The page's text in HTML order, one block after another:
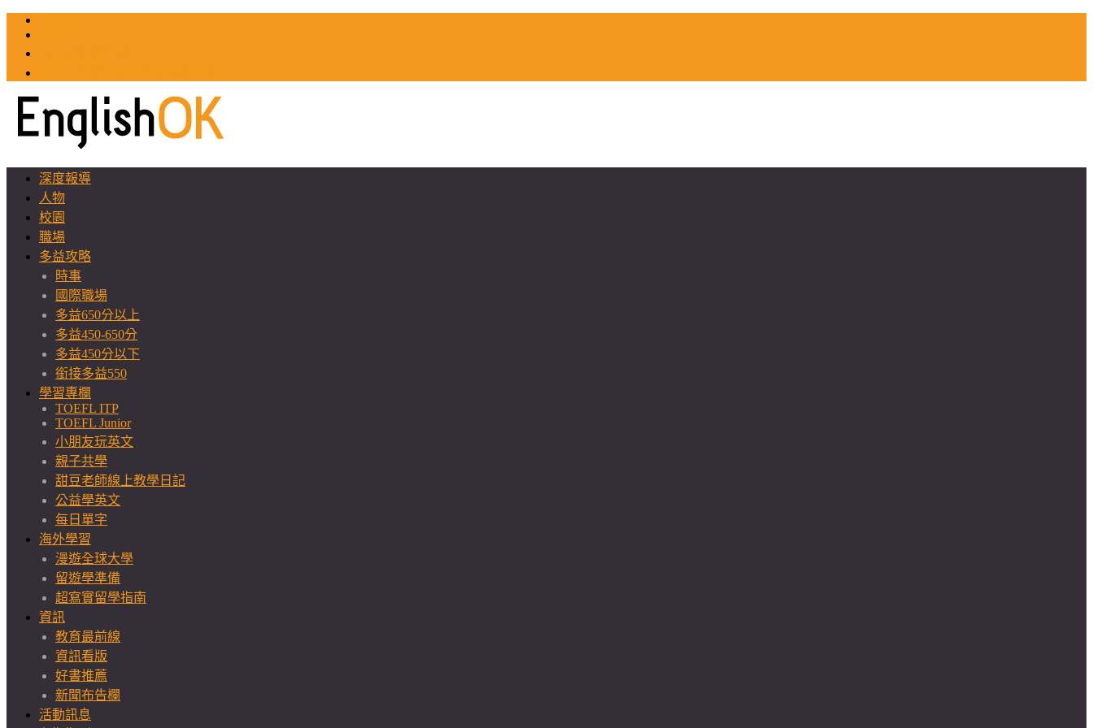
深度報導
人物
校園
職場
多益攻略
時事
國際職場
多益650分以上
多益450-650分
多益450分以下
銜接多益550
學習專欄
TOEFL ITP
TOEFL Junior
小朋友玩英文
親子共學
甜豆老師線上教學日記
公益學英文
每日單字
海外學習
漫遊全球大學
留遊學準備
超寫實留學指南
資訊
教育最前線
資訊看版
好書推薦
新聞布告欄
活動訊息